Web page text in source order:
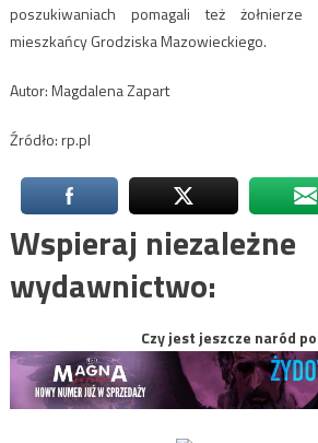
poszukiwaniach pomagali też
mieszkańcy Grodziska Mazowieckiego.
Autor: Magdalena Zapart
Źródło: rp.pl
Wspieraj niezależne
wydawnictwo:
Czy jest jeszcze naród